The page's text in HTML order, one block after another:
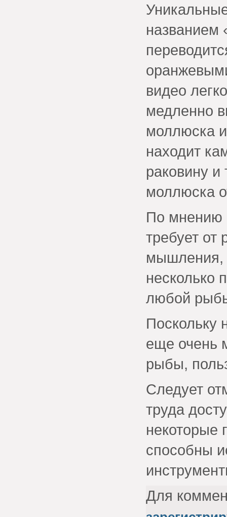
названием
видео
медленно
моллюска
находит
раковину
моллюска
По мнению
требует от
мышления,
несколько
любой
Поскольку
еще очень
рыбы,
Следует
труда
некоторые
способны
Для